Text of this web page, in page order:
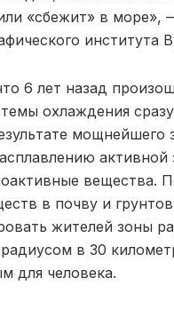
«сбежит» в море»,
6 лет назад
охлаждения
активной
вещества.
в почву и
жителей зоны
в 30
для человека.